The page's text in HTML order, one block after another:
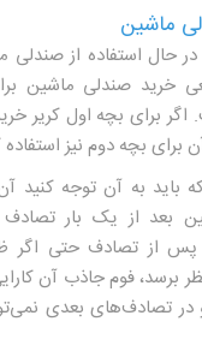
ماشین
در حال استفاده از
خرید صندلی ماشین
برای بچه اول کریر
برای بچه دوم نیز استفاده
باید به آن توجه کنید
بعد از یک بار تصادف
از تصادف حتی اگر
برسد، فوم جاذب آن
تصادف‌های بعدی